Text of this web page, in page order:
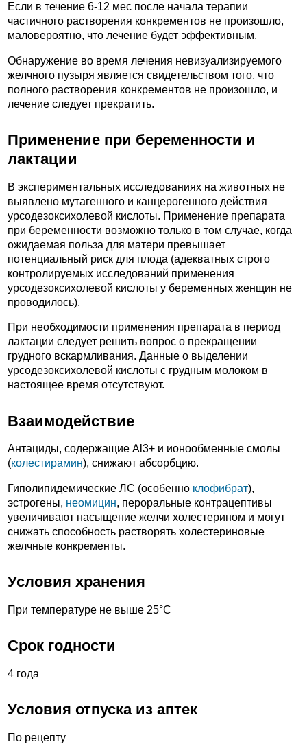
Если в течение 6-12 мес после начала терапии
частичного растворения конкрементов не произошло,
маловероятно, что лечение будет эффективным.
Обнаружение во время лечения невизуализируемого
желчного пузыря является свидетельством того, что
полного растворения конкрементов не произошло, и
лечение следует прекратить.
Применение при беременности и
лактации
В экспериментальных исследованиях на животных не
выявлено мутагенного и канцерогенного действия
урсодезоксихолевой кислоты. Применение препарата
при беременности возможно только в том случае, когда
ожидаемая польза для матери превышает
потенциальный риск для плода (адекватных строго
контролируемых исследований применения
урсодезоксихолевой кислоты у беременных женщин не
проводилось).
При необходимости применения препарата в период
лактации следует решить вопрос о прекращении
грудного вскармливания. Данные о выделении
урсодезоксихолевой кислоты с грудным молоком в
настоящее время отсутствуют.
Взаимодействие
Антациды, содержащие Al3+ и ионообменные смолы
(колестирамин), снижают абсорбцию.
Гиполипидемические ЛС (особенно клофибрат),
эстрогены, неомицин, пероральные контрацептивы
увеличивают насыщение желчи холестерином и могут
снижать способность растворять холестериновые
желчные конкременты.
Условия хранения
При температуре не выше 25°С
Срок годности
4 года
Условия отпуска из аптек
По рецепту